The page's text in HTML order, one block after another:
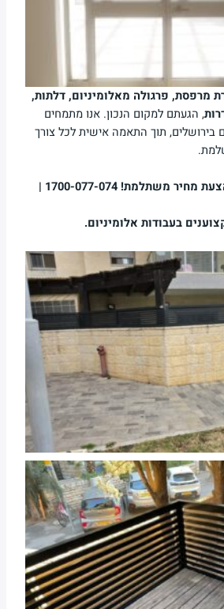
מרפסת, פרגולה מאלומיניום, דלתות,
, הגעתם למקום הנכון. אנו מתמחים
בירושלים, תוך התאמה אישית לכל צורך
מחיר משתלמת!
1700-077-074 |
בעבודות אלומיניום.